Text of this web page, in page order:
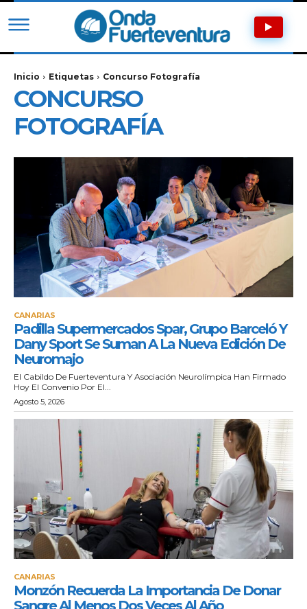
Inicio Etiquetas Concurso Fotografía
CONCURSO
FOTOGRAFÍA
CANARIAS
Padilla Supermercados Spar, Grupo Barceló Y
Dany Sport Se Suman A La Nueva Edición De
Neuromajo
El Cabildo De Fuerteventura Y Asociación Neurolímpica Han Firmado
Hoy El Convenio Por El...
Agosto 5, 2026
CANARIAS
Monzón Recuerda La Importancia De Donar
Sangre Al Menos Dos Veces Al Año